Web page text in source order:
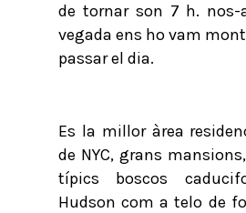
de tornar son 7 h. nos-
vegada ens ho vam
passar el dia.
Es la millor àrea
de NYC, grans
típics boscos
Hudson com a telo de